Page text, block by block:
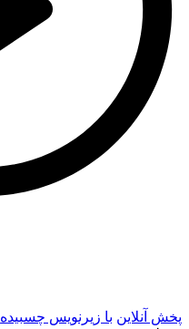
پخش آنلاین با زیرنویس چسبیده